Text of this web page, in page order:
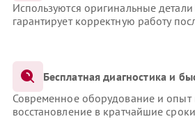
Используются оригинальные
гарантирует корректную работу
Бесплатная диагностика и
Современное оборудование и опыт
восстановление в кратчайшие